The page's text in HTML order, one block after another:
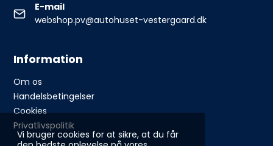
Vi bruger cookies for at sikre, at du får
E-mail
webshop.pv@autohuset-vestergaard.dk
Information
Om os
Handelsbetingelser
Cookies
Privatlivspolitik